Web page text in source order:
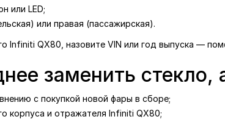
или LED;
или правая (пассажирская).
Infiniti QX80, назовите VIN или год выпуска —
заменить стекло,
с покупкой новой фары в сборе;
корпуса и отражателя Infiniti QX80;